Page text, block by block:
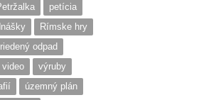
petícia
Rímske hry
odpad
video
výruby
územný plán